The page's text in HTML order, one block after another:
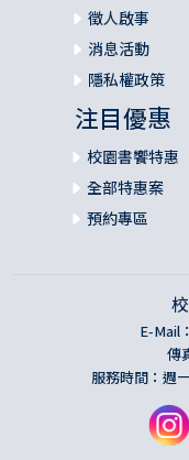
徵人啟事
消息活動
隱私權政策
注目優惠
校園書饗特惠
全部特惠案
預約專區
E-Mail：
傳
服務時間：週